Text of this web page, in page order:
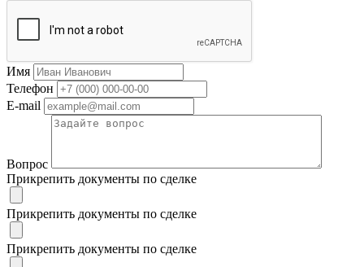
Имя
Телефон
E-mail
Вопрос
Прикрепить документы по сделке
Прикрепить документы по сделке
Прикрепить документы по сделке